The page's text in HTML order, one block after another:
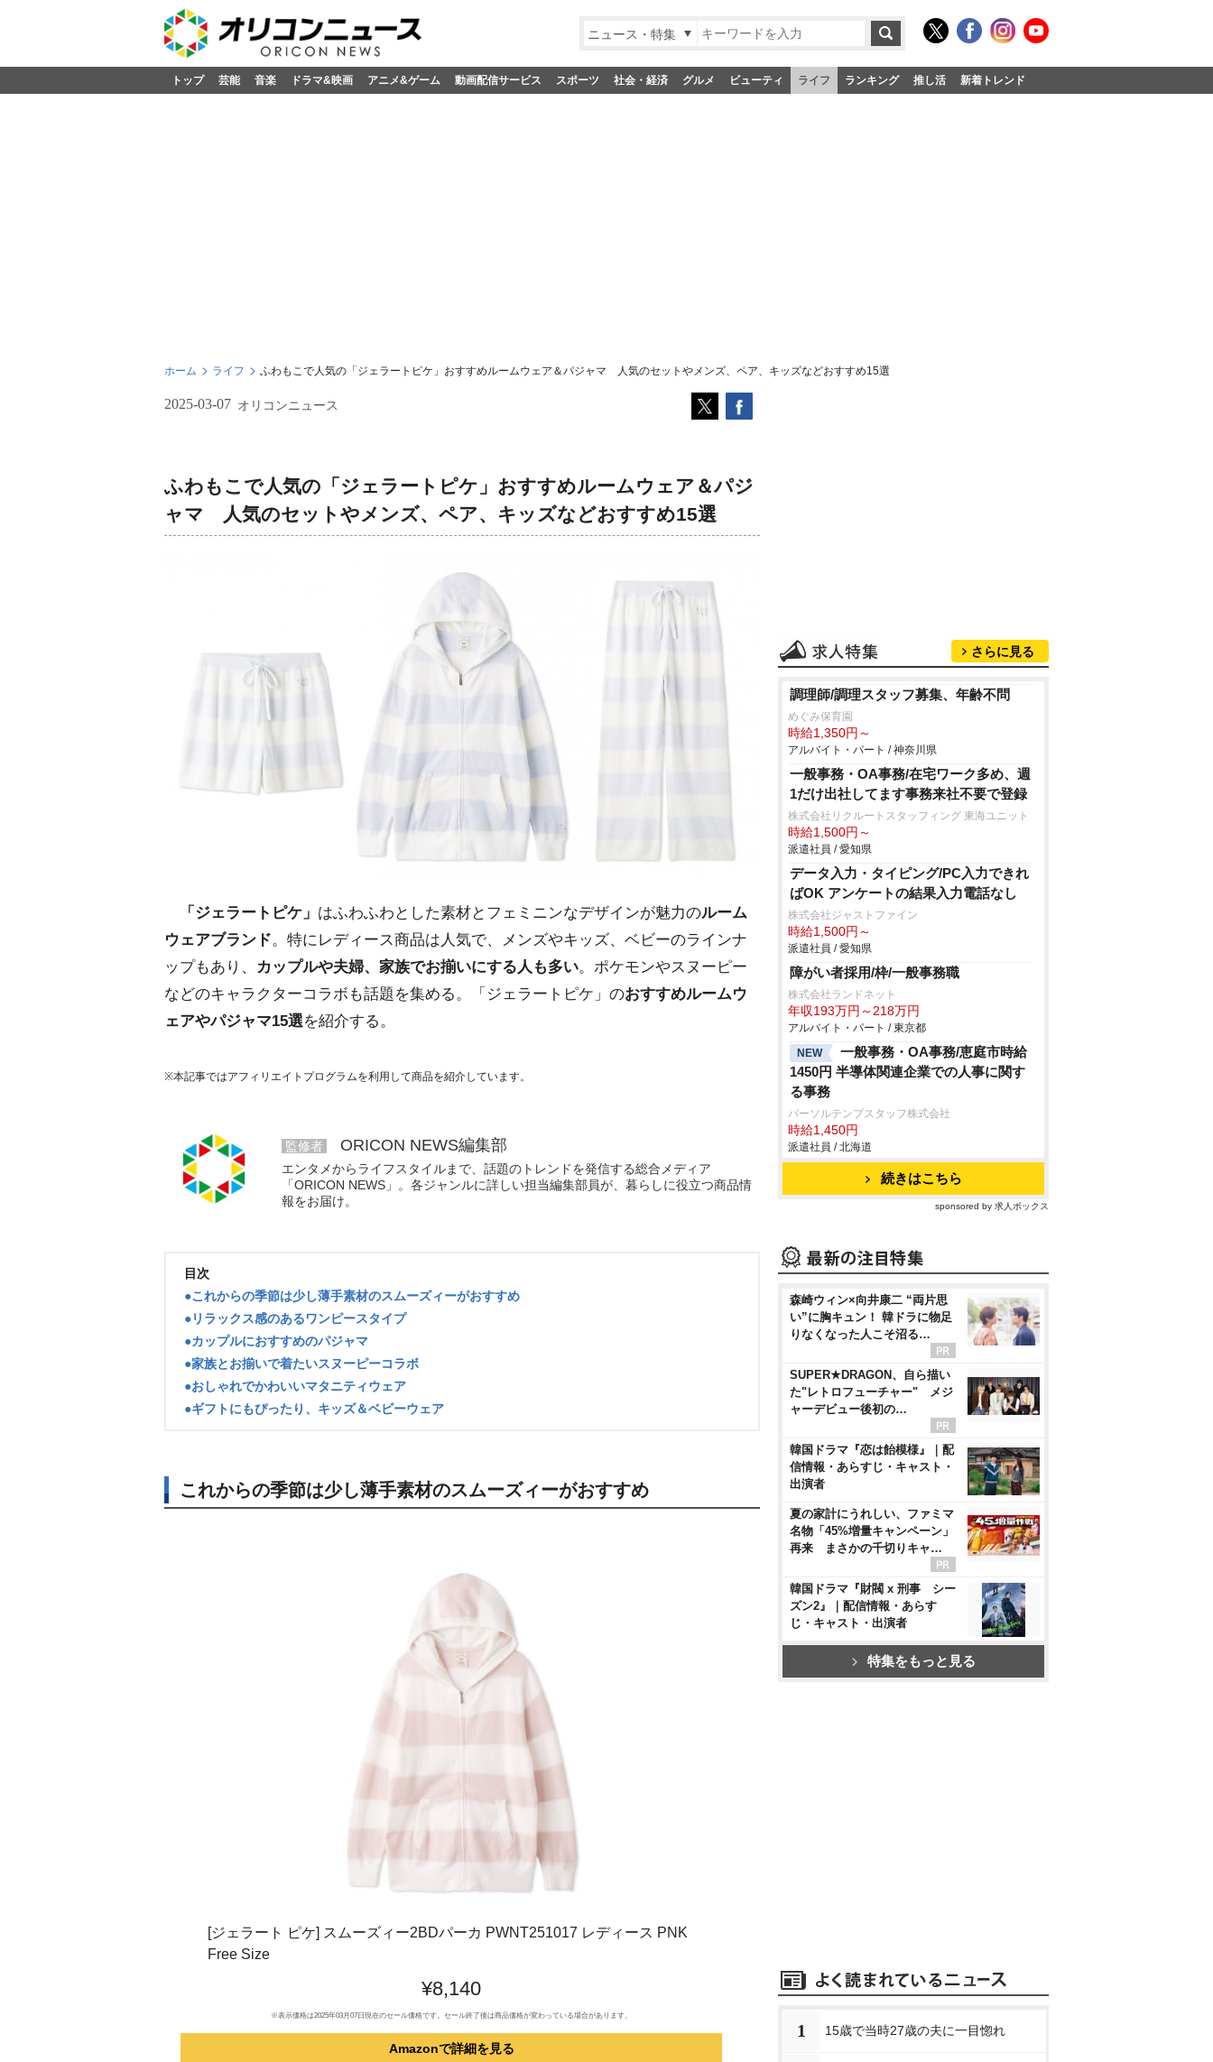
ニュース・特集
トップ 芸能 音楽 ドラマ&映画 アニメ&ゲーム 動画配信サービス スポーツ 社会・経済 グルメ ビューティ ライフ ランキング 推し活 新着トレンド
ホーム ライフ ふわもこで人気の「ジェラートピケ」おすすめルームウェア＆パジャマ 人気のセットやメンズ、ペア、キッズなどおすすめ15選
2025-03-07 オリコンニュース
ふわもこで人気の「ジェラートピケ」おすすめルームウェア＆パジ
ャマ 人気のセットやメンズ、ペア、キッズなどおすすめ15選
「ジェラートピケ」 はふわふわとした素材とフェミニンなデザインが魅力のルーム
ウェアブランド。特にレディース商品は人気で、メンズやキッズ、ベビーのラインナ
ップもあり、
カップルや夫婦、家族でお揃いにする人も多い。ポケモンやスヌーピー
などのキャラクターコラボも話題を集める。「ジェラートピケ」のおすすめルームウ
ェアやパジャマ15選を紹介する。
※本記事ではアフィリエイトプログラムを利用して商品を紹介しています。
監修者 ORICON NEWS編集部
エンタメからライフスタイルまで、話題のトレンドを発信する総合メディア
「ORICON NEWS」。各ジャンルに詳しい担当編集部員が、暮らしに役立つ商品情
報をお届け。
目次
●これからの季節は少し薄手素材のスムーズィーがおすすめ
●リラックス感のあるワンピースタイプ
●カップルにおすすめのパジャマ
●家族とお揃いで着たいスヌーピーコラボ
●おしゃれでかわいいマタニティウェア
●ギフトにもぴったり、キッズ＆ベビーウェア
これからの季節は少し薄手素材のスムーズィーがおすすめ
[ジェラート ピケ] スムーズィー2BDパーカ PWNT251017 レディース PNK
Free Size
¥8,140
※表示価格は2025年03月07日現在のセール価格です。セール終了後は商品価格が変わっている場合があります。
Amazonで詳細を見る
さらに見る
調理師/調理スタッフ募集、年齢不問
めぐみ保育園
時給1,350円～
アルバイト・パート / 神奈川県
一般事務・OA事務/在宅ワーク多め、週
1だけ出社してます事務来社不要で登録
株式会社リクルートスタッフィング 東海ユニット
時給1,500円～
派遣社員 / 愛知県
データ入力・タイピング/PC入力できれ
ばOK アンケートの結果入力電話なし
株式会社ジャストファイン
時給1,500円～
派遣社員 / 愛知県
障がい者採用/枠/一般事務職
株式会社ランドネット
年収193万円～218万円
アルバイト・パート / 東京都
NEW
一般事務・OA事務/恵庭市時給
1450円 半導体関連企業での人事に関す
る事務
パーソルテンプスタッフ株式会社
時給1,450円
派遣社員 / 北海道
続きはこちら
sponsored by 求人ボックス
森崎ウィン×向井康二 “両片思
い”に胸キュン！ 韓ドラに物足
りなくなった人こそ沼る…
SUPER★DRAGON、自ら描い
た"レトロフューチャー" メジ
ャーデビュー後初の…
韓国ドラマ『恋は飴模様』｜配
信情報・あらすじ・キャスト・
出演者
夏の家計にうれしい、ファミマ
名物「45%増量キャンペーン」
再来 まさかの千切りキャ…
韓国ドラマ『財閥 x 刑事 シー
ズン2』｜配信情報・あらす
じ・キャスト・出演者
特集をもっと見る
1 15歳で当時27歳の夫に一目惚れ